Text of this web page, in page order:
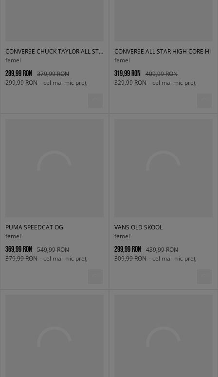
CONVERSE CHUCK TAYLOR ALL STAR OX
femei
289,99 RON
379,99 RON
299,99 RON - cel mai mic preț
CONVERSE ALL STAR HIGH CORE HI
femei
319,99 RON
409,99 RON
329,99 RON - cel mai mic preț
PUMA SPEEDCAT OG
femei
369,99 RON
549,99 RON
379,99 RON - cel mai mic preț
VANS OLD SKOOL
femei
299,99 RON
439,99 RON
309,99 RON - cel mai mic preț